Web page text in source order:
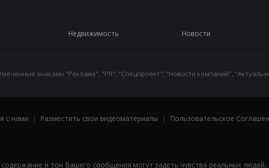
Недвижимость Новости
знаками "Реклама", "PR", "Спецпроект", "Новости компаний",
с нами | Разместить свои видеоматериалы | Пользовательское
и тон Вашего сообщения могут задеть чувства реальных людей,